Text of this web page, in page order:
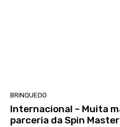
BRINQUEDO
Internacional – Muita
parceria da Spin